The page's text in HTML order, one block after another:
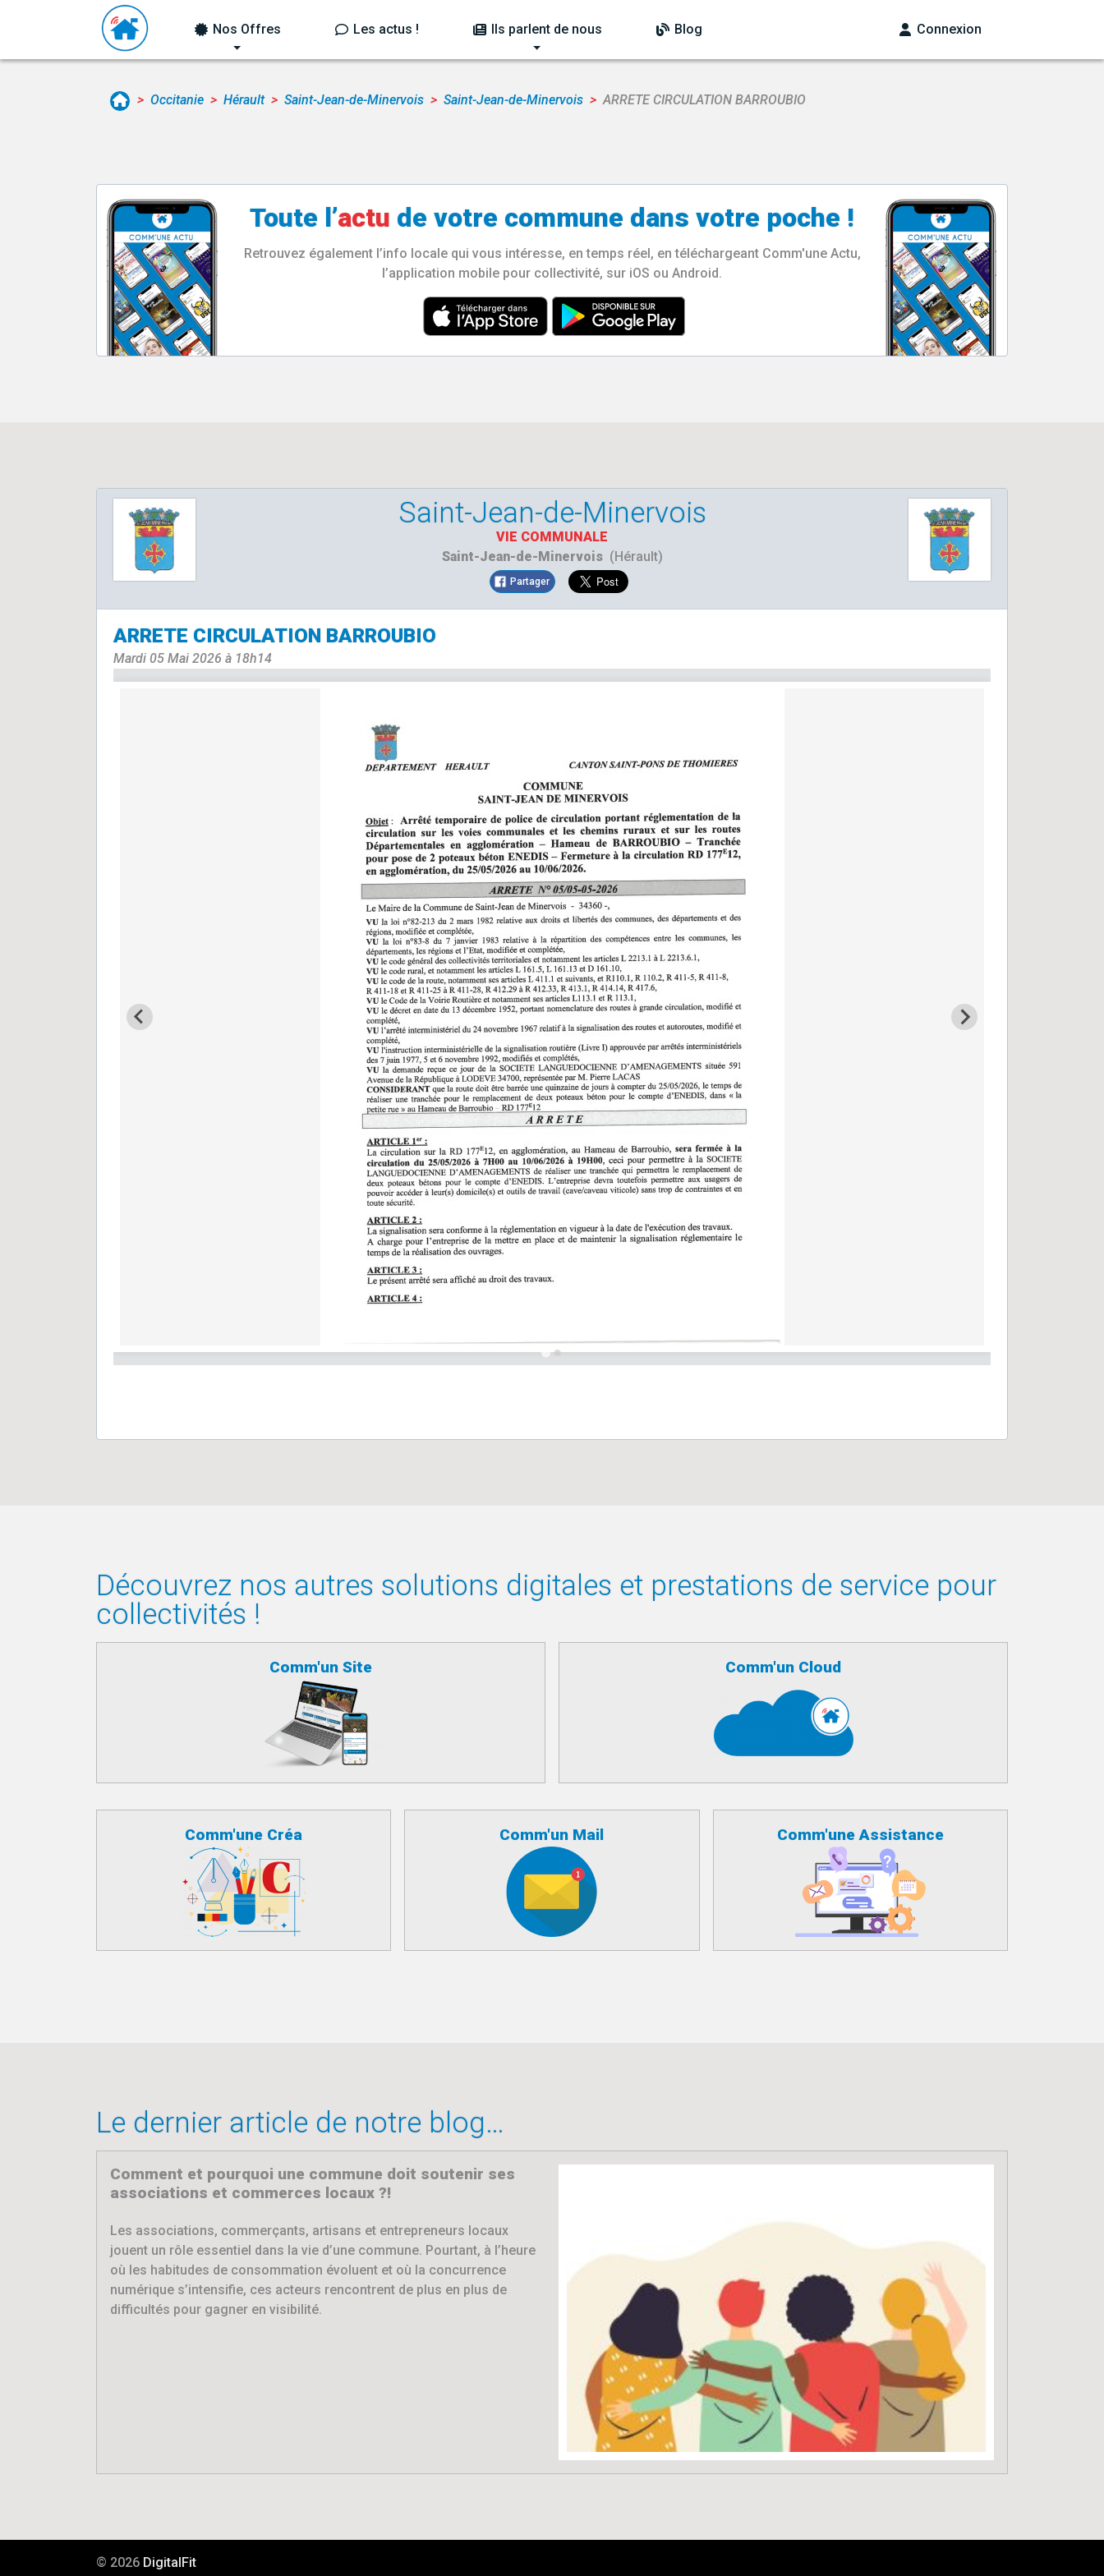
Nos Offres Les actus ! Ils parlent de nous Blog Connexion
Occitanie Hérault Saint-Jean-de-Minervois Saint-Jean-de-Minervois ARRETE CIRCULATION BARROUBIO
Toute l’actu de votre commune dans votre poche !
Retrouvez également l’info locale qui vous intéresse, en temps réel, en téléchargeant Comm'une Actu,
l’application mobile pour collectivité, sur iOS ou Android.
Saint-Jean-de-Minervois
VIE COMMUNALE
Saint-Jean-de-Minervois(Hérault)
Partager
ARRETE CIRCULATION BARROUBIO
Mardi 05 Mai 2026 à 18h14
Découvrez nos autres solutions digitales et prestations de service pour
collectivités !
Comm'un Site Comm'un Cloud
Comm'une Créa Comm'un Mail Comm'une Assistance
Le dernier article de notre blog…
Comment et pourquoi une commune doit soutenir ses
associations et commerces locaux ?!
Les associations, commerçants, artisans et entrepreneurs locaux
jouent un rôle essentiel dans la vie d’une commune. Pourtant, à l’heure
où les habitudes de consommation évoluent et où la concurrence
numérique s’intensifie, ces acteurs rencontrent de plus en plus de
difficultés pour gagner en visibilité.
© 2026 DigitalFit